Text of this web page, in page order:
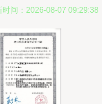
啊
时间：2026-08-07 09:29:38